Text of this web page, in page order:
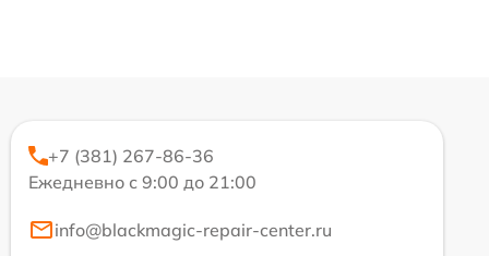
+7 (381) 267-86-36
Ежедневно с 9:00 до 21:00
info@blackmagic-repair-center.ru